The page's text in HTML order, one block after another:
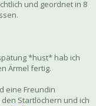
und geordnet in 8
*hust* hab ich
Ärmel fertig.
eine Freundin
Startlöchern und ich